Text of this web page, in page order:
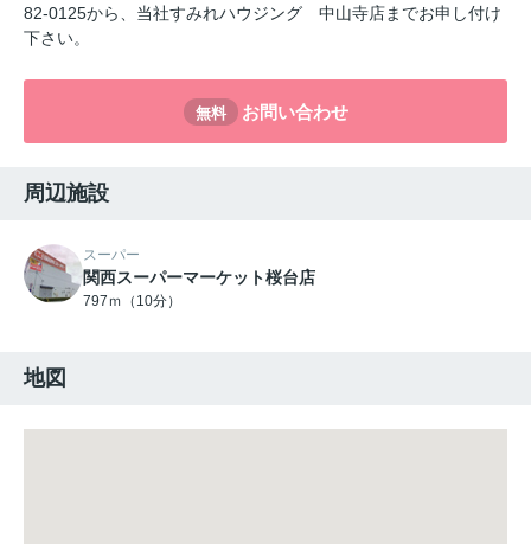
82-0125から、当社すみれハウジング 中山寺店までお申し付け
下さい。
無料 お問い合わせ
周辺施設
スーパー
関西スーパーマーケット桜台店
797ｍ（10分）
地図